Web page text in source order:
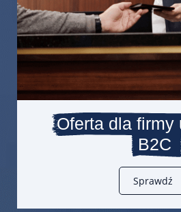
Oferta dla firmy
B2C
Sprawdź